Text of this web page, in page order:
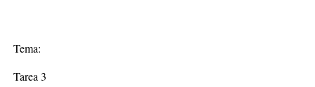
Tema:
Tarea 3